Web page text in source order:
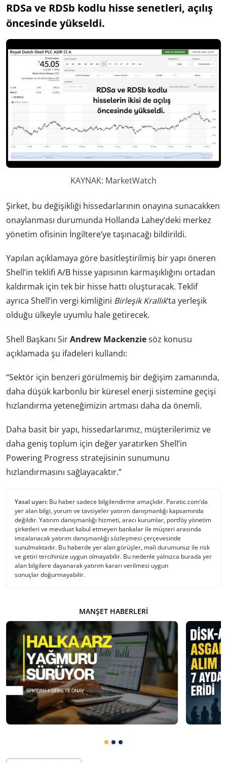
RDSa ve RDSb kodlu hisse senetleri, açılış
öncesinde yükseldi.
KAYNAK: MarketWatch
Şirket, bu değişikliği hissedarlarının onayına sunacakken
onaylanması durumunda Hollanda Lahey’deki merkez
yönetim ofisinin İngiltere’ye taşınacağı bildirildi.
Yapılan açıklamaya göre basitleştirilmiş bir yapı öneren
Shell’in teklifi A/B hisse yapısının karmaşıklığını ortadan
kaldırmak için tek bir hisse hattı oluşturacak. Teklif
ayrıca Shell’in vergi kimliğini Birleşik Krallık‘ta yerleşik
olduğu ülkeyle uyumlu hale getirecek.
Shell Başkanı SirAndrew Mackenziesöz konusu
açıklamada şu ifadeleri kullandı:
“Sektör için benzeri görülmemiş bir değişim zamanında,
daha düşük karbonlu bir küresel enerji sistemine geçişi
hızlandırma yeteneğimizin artması daha da önemli.
Daha basit bir yapı, hissedarlarımız, müşterilerimiz ve
daha geniş toplum için değer yaratırken Shell’in
Powering Progress stratejisinin sunumunu
hızlandırmasını sağlayacaktır.”
Yasal uyarı: Bu haber sadece bilgilendirme amaçlıdır. Paratic.com’da
yer alan bilgi, yorum ve tavsiyeler yatırım danışmanlığı kapsamında
değildir. Yatırım danışmanlığı hizmeti, aracı kurumlar, portföy yönetim
şirketleri ve mevduat kabul etmeyen bankalar ile müşteri arasında
imzalanacak yatırım danışmanlığı sözleşmesi çerçevesinde
sunulmaktadır. Bu haberde yer alan görüşler, mali durumunuz ile risk
ve getiri tercihinize uygun olmayabilir. Bu nedenle yalnızca burada yer
alan bilgilere dayanarak yatırım kararı verilmesi uygun
sonuçlar doğurmayabilir.
MANŞET HABERLERI